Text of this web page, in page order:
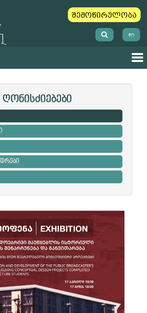
შემოწირულობა
en
ღონისძიებები